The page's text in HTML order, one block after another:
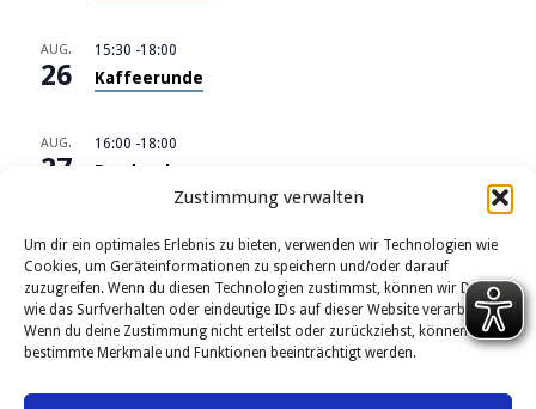
Zustimmung verwalten
Um dir ein optimales Erlebnis zu bieten, verwenden wir Technologien wie
Cookies, um Geräteinformationen zu speichern und/oder darauf
zuzugreifen. Wenn du diesen Technologien zustimmst, können wir Daten
wie das Surfverhalten oder eindeutige IDs auf dieser Website verarbeiten.
Wenn du deine Zustimmung nicht erteilst oder zurückziehst, können
bestimmte Merkmale und Funktionen beeinträchtigt werden.
AUG.
26
15:30 -18:00
Kaffeerunde
AUG.
27
16:00 -18:00
Bandprobe
Kalender anzeigen
Kontakt